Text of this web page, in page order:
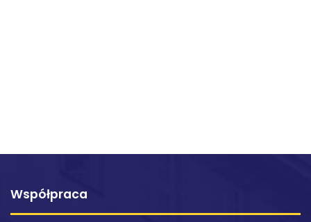
Współpraca